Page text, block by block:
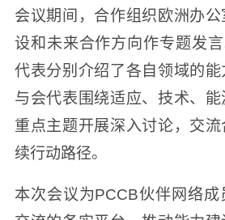
会议期间，合作组织欧洲办
设和未来合作方向作专题发
代表分别介绍了各自领域的能
与会代表围绕适应、技术、
重点主题开展深入讨论，交
续行动路径。
本次会议为PCCB伙伴网络